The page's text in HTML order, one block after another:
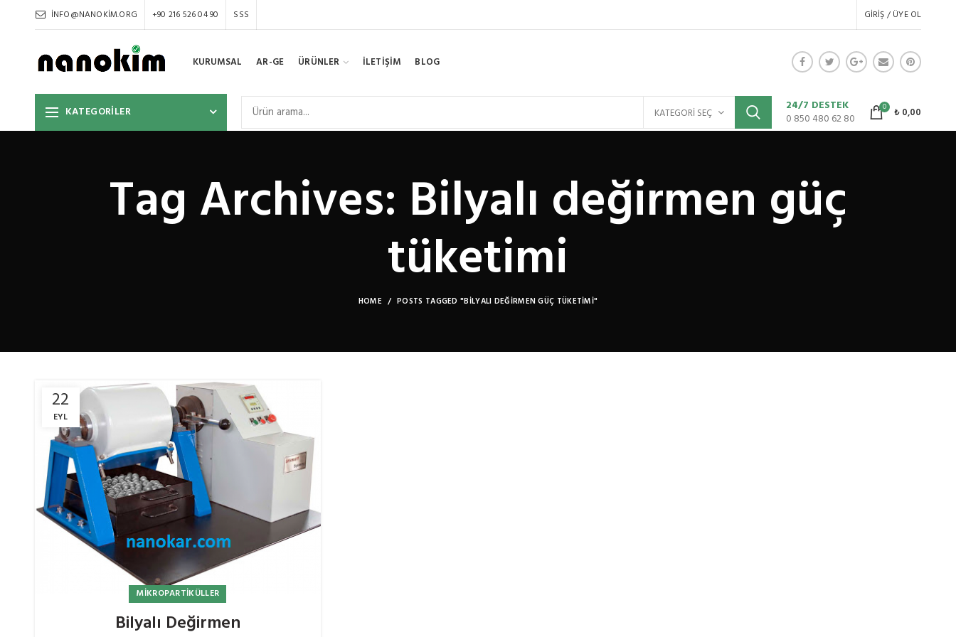
INFO@NANOKIM.ORG +90 216 526 04 90 SSS GIRIŞ / ÜYE OL
KURUMSAL AR-GE ÜRÜNLER İLETİŞİM BLOG
KATEGORİLER KATEGORI SEÇ
24/7 DESTEK
0 850 480 62 80
0 ₺0,00
Tag Archives: Bilyalı değirmen güç
tüketimi
HOME POSTS TAGGED "BILYALI DEĞIRMEN GÜÇ TÜKETIMI"
22
EYL
MIKROPARTIKÜLLER
Bilyalı Değirmen